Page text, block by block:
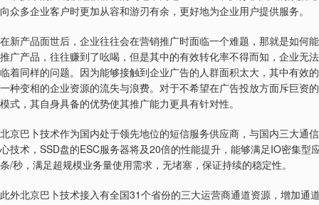
向众多企业客户时更加从容和游刃有余，更好地为企业用户提供服务。
在新产品面世后，企业往往会在营销推广时面临一个难题，那就是如何
推广产品，往往赚到了吆喝，但是其中的有效转化率不得而知，企业无
临着同样的问题。因为能够接触到企业广告的人群面积太大，其中有效
一种变相的企业资源的流失与浪费。对于不希望在广告投放方面斥巨资
模式，其自身具备的优势使其推广能力更具有针对性。
北京巴卜技术作为国内处于领先地位的短信服务供应商，与国内三大通
心技术， SSD盘的ESC服务器将及20倍的性能提升，能够满足 IO密集型
条/秒，满足超规模业务量使用需求，无堵塞，保证持续的稳定性。
此外北京巴卜技术接入有全国 31 个省份的三大运营商通道资源，增加通